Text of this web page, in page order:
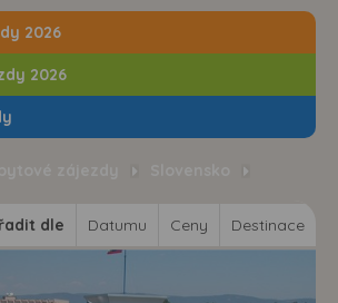
2026
2026
řadit dle
Datumu Ceny Destinace